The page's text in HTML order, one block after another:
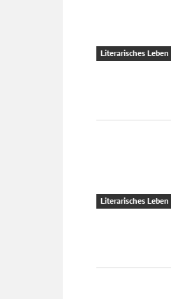
Literarisches Leben
Literarisches Leben